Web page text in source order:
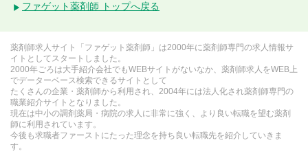
ファゲット薬剤師 トップへ戻る
薬剤師求人サイト「ファゲット薬剤師」は2000年に薬剤師専門の求人情報サ
イトとしてスタートしました。
2000年ごろは大手紹介会社でもWEBサイトがないなか、薬剤師求人をWEB上
でデーターベース検索できるサイトとして
たくさんの企業・薬剤師から利用され、2004年には法人化され薬剤師専門の
職業紹介サイトとなりました。
現在は中小の調剤薬局・病院の求人に非常に強く、より良い転職を望む薬剤
師に利用されています。
今後も求職者ファーストにたった理念を持ち良い転職先を紹介していきま
す。